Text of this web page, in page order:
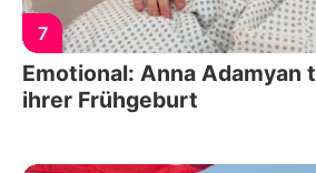
7
Emotional: Anna Adamyan
ihrer Frühgeburt